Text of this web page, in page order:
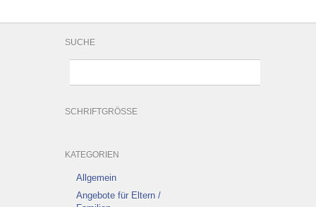
SUCHE
SCHRIFTGRÖSSE
KATEGORIEN
Allgemein
Angebote für Eltern /